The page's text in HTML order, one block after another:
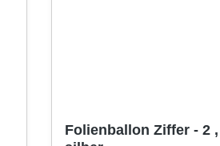
Folienballon Ziffer - 2